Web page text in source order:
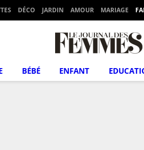
DÉCO JARDIN AMOUR MARIAGE
BÉBÉ ENFANT